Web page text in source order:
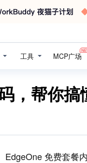
工具 MCP广场
，帮你搞
EdgeOne 免费套餐